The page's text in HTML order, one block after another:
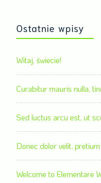
Ostatnie wpisy
Witaj, świecie!
Curabitur mauris nulla,
Sed luctus arcu est, ut
Donec dolor velit,
Welcome to Elementare